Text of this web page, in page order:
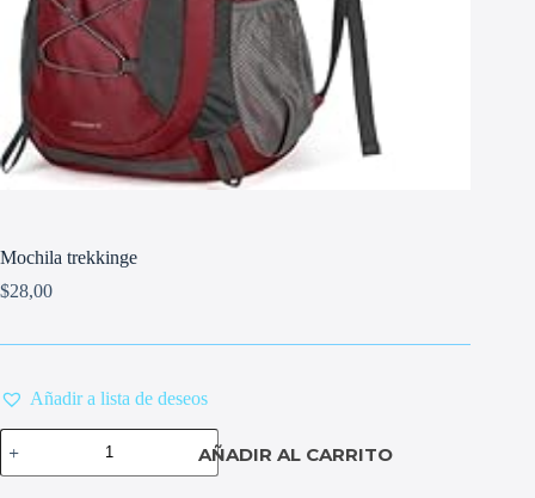
Mochila trekkinge
$28,00
Añadir a lista de deseos
Mochila
trekkinge
cantidad
AÑADIR AL CARRITO